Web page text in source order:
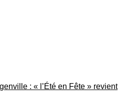
: « l’Été en Fête » revient